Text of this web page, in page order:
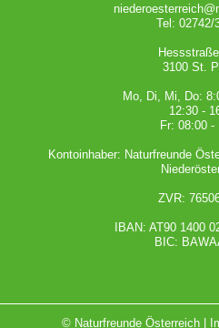
Tel: 02742/
3100 St.
Mo, Di, Mi, Do:
12:30 -
Fr: 08:00 -
Kontoinhaber: Naturfreunde
ZVR:
IBAN: AT90 1400
BIC:
© Naturfreunde Österreich |